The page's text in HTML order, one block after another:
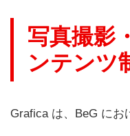
写真撮影
ンテンツ
Grafica は、BeG にお